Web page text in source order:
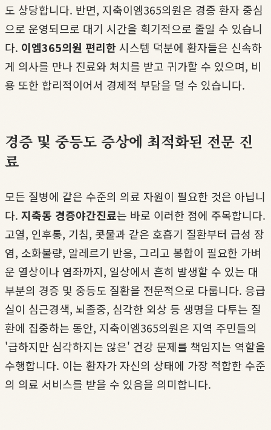
도 상당합니다. 반면, 지축이엠365의원은 경증 환자 중심
으로 운영되므로 대기 시간을 획기적으로 줄일 수 있습니
다. 이엠365의원 편리한시스템 덕분에 환자들은 신속하
게 의사를 만나 진료와 처치를 받고 귀가할 수 있으며, 비
용 또한 합리적이어서 경제적 부담을 덜 수 있습니다.
경증 및 중등도 증상에 최적화된 전문 진
료
모든 질병에 같은 수준의 의료 자원이 필요한 것은 아닙니
다. 지축동 경증야간진료는 바로 이러한 점에 주목합니다.
고열, 인후통, 기침, 콧물과 같은 호흡기 질환부터 급성 장
염, 소화불량, 알레르기 반응, 그리고 봉합이 필요한 가벼
운 열상이나 염좌까지, 일상에서 흔히 발생할 수 있는 대
부분의 경증 및 중등도 질환을 전문적으로 다룹니다. 응급
실이 심근경색, 뇌졸중, 심각한 외상 등 생명을 다투는 질
환에 집중하는 동안, 지축이엠365의원은 지역 주민들의
'급하지만 심각하지는 않은' 건강 문제를 책임지는 역할을
수행합니다. 이는 환자가 자신의 상태에 가장 적합한 수준
의 의료 서비스를 받을 수 있음을 의미합니다.